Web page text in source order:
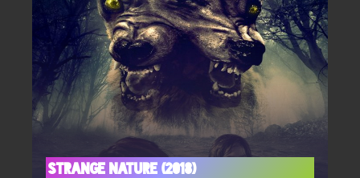
Strange Nature (2018)